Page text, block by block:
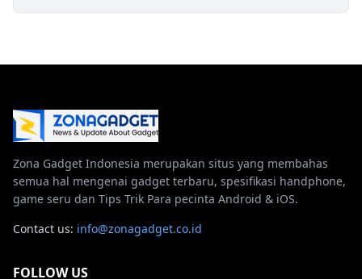
Zona Gadget Indonesia merupakan situs yang membahas
semua hal mengenai gadget terbaru, spesifikasi handphone,
game seru dan Tips Trik Para pecinta Android & iOS.
Contact us: info@zonagadget.co.id
FOLLOW US